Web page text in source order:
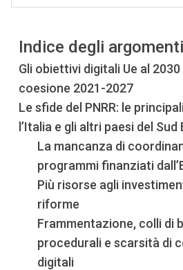
Indice degli argomenti
Gli obiettivi digitali Ue al
coesione 2021-2027
Le sfide del PNRR: le
l’Italia e gli altri paesi del Sud
La mancanza di
programmi finanziati
Più risorse agli
riforme
Frammentazione, colli di
procedurali e scarsità di
digitali